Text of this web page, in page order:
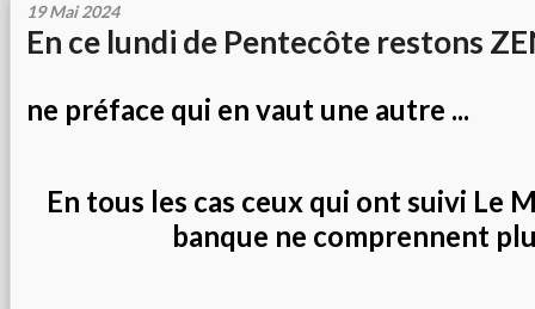
19 Mai 2024
En ce lundi de Pentecôte restons
ne préface qui en vaut une autre ...
En tous les cas ceux qui ont suivi Le
banque ne comprennent